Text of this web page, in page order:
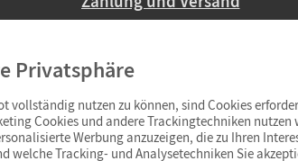
Ab 59,– EUR Bestellwert
(Lieferung in 3–6 Tagen).
Privatsphäre
vollständig nutzen zu können, sind Cookies
Cookies und andere Trackingtechniken nutzen
Werbung anzuzeigen, die zu Ihren
welche Tracking- und Analysetechniken Sie